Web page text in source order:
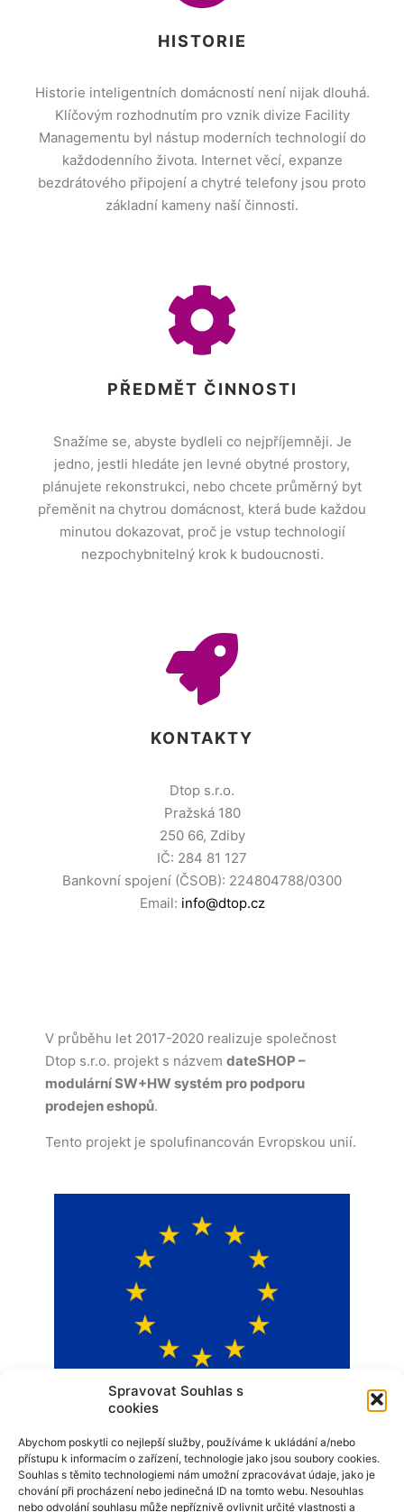
Spravovat Souhlas s
cookies
Abychom poskytli co nejlepší služby, používáme k ukládání a/nebo
přístupu k informacím o zařízení, technologie jako jsou soubory cookies.
Souhlas s těmito technologiemi nám umožní zpracovávat údaje, jako je
chování při procházení nebo jedinečná ID na tomto webu. Nesouhlas
nebo odvolání souhlasu může nepříznivě ovlivnit určité vlastnosti a
HISTORIE
Historie inteligentních domácností není nijak dlouhá.
Klíčovým rozhodnutím pro vznik divize Facility
Managementu byl nástup moderních technologií do
každodenního života. Internet věcí, expanze
bezdrátového připojení a chytré telefony jsou proto
základní kameny naší činnosti.
PŘEDMĚT ČINNOSTI
Snažíme se, abyste bydleli co nejpříjemněji. Je
jedno, jestli hledáte jen levné obytné prostory,
plánujete rekonstrukci, nebo chcete průměrný byt
přeměnit na chytrou domácnost, která bude každou
minutou dokazovat, proč je vstup technologií
nezpochybnitelný krok k budoucnosti.
KONTAKTY
Dtop s.r.o.
Pražská 180
250 66, Zdiby
IČ: 284 81 127
Bankovní spojení (ČSOB): 224804788/0300
Email: info@dtop.cz
V průběhu let 2017-2020 realizuje společnost
Dtop s.r.o. projekt s názvem dateSHOP –
modulární SW+HW systém pro podporu
prodejen eshopů.
Tento projekt je spolufinancován Evropskou unií.
EVROPSKÝ FOND PRO
REGIONÁLNÍ ROZVOJ
Operační program Podnikání a inovace pro